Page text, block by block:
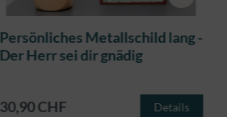
Persönliches Metallschild lang -
Der Herr sei dir gnädig
30,90 CHF Details